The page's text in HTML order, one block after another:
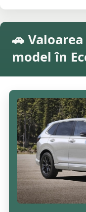
🚗
model în